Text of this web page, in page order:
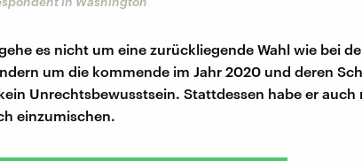
es nicht um eine zurückliegende Wahl wie bei
um die kommende im Jahr 2020 und deren
Unrechtsbewusstsein. Stattdessen habe er auch
einzumischen.